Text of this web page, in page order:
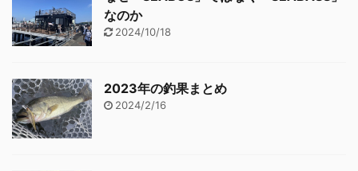
なのか
2024/10/18
2023年の釣果まとめ
2024/2/16